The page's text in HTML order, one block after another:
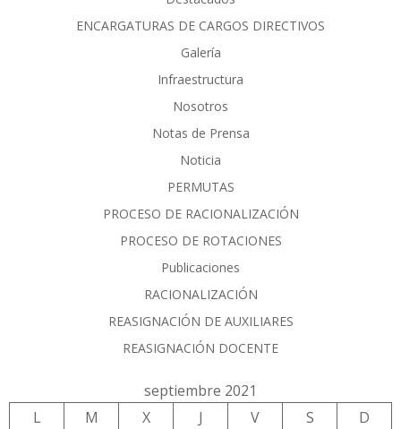
ENCARGATURAS DE CARGOS DIRECTIVOS
Galería
Infraestructura
Nosotros
Notas de Prensa
Noticia
PERMUTAS
PROCESO DE RACIONALIZACIÓN
PROCESO DE ROTACIONES
Publicaciones
RACIONALIZACIÓN
REASIGNACIÓN DE AUXILIARES
REASIGNACIÓN DOCENTE
septiembre 2021
L
M X J V S
D